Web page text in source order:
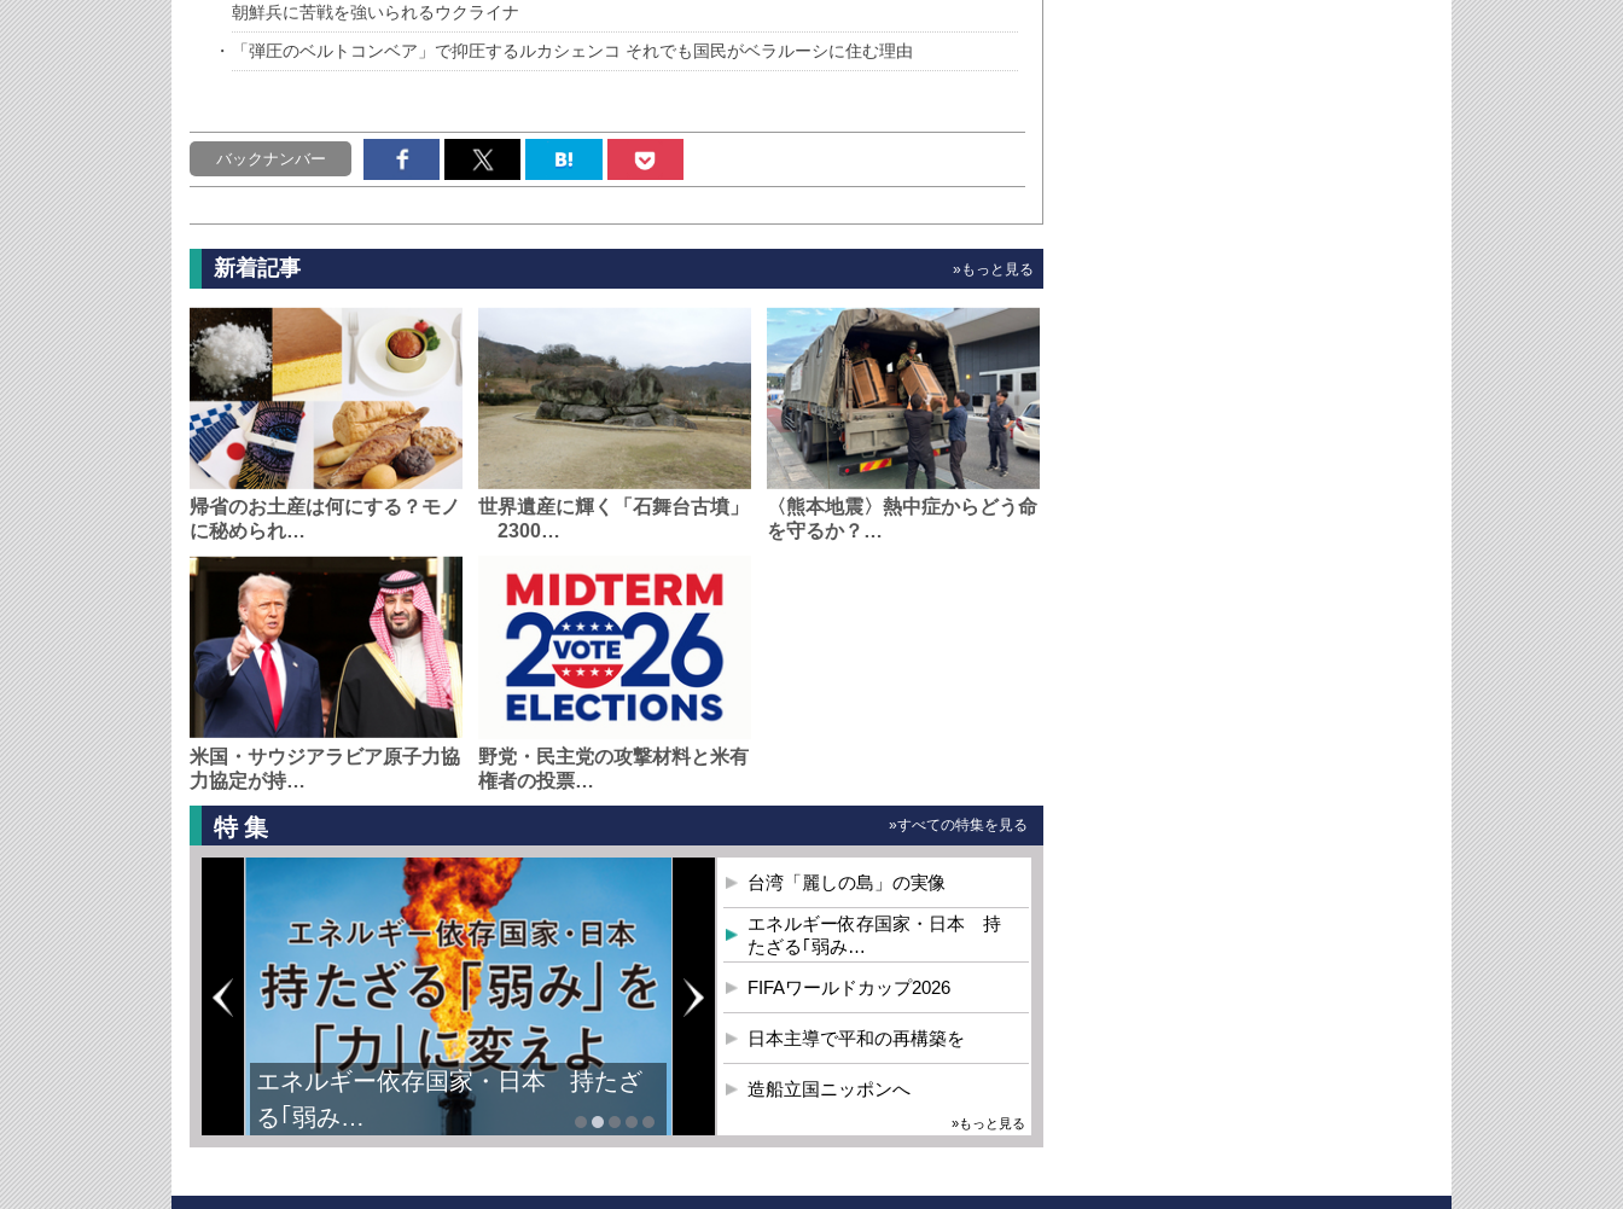
朝鮮兵に苦戦を強いられるウクライナ
「弾圧のベルトコンベア」で抑圧するルカシェンコ それでも国民がベラルーシに住む理由
バックナンバー
新着記事 »もっと見る
帰省のお土産は何にする？モノ
に秘められ…
世界遺産に輝く「石舞台古墳」
2300…
〈熊本地震〉熱中症からどう命
を守るか？…
米国・サウジアラビア原子力協
力協定が持…
野党・民主党の攻撃材料と米有
権者の投票…
特集 »すべての特集を見る
エネルギー依存国家・日本 持たざ
る｢弱み…
台湾「麗しの島」の実像
エネルギー依存国家・日本 持
たざる｢弱み…
FIFAワールドカップ2026
日本主導で平和の再構築を
造船立国ニッポンへ
»もっと見る